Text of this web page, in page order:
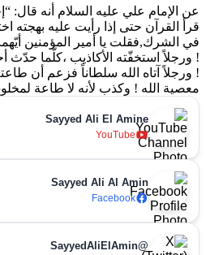
عن الإمام علي عليه السلام أنه قال:
قرأ القرآن حتى إذا رأيت عليه
في الشرك,فقلت يا أمير المؤمنين
! ورجلاً استخفّته الأكاذيب ،كلّما حدّث
! ورجلاً آتاه الله سلطاناً فزعم أن
معصية الله ! وكذب لأنه لا طاعة
Sayyed Ali El Amine
YouTube
Sayyed Ali Al Amin
Facebook
@SayyedAliElAmin